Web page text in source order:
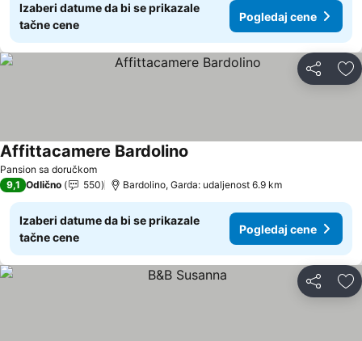
Izaberi datume da bi se prikazale
tačne cene
Pogledaj cene
Deli
Pansion sa doručkom
Affittacamere Bardolino
9,1 Odlično 550 Bardolino, Garda: udaljenost 6.9 km
Izaberi datume da bi se prikazale
tačne cene
Pogledaj cene
Deli